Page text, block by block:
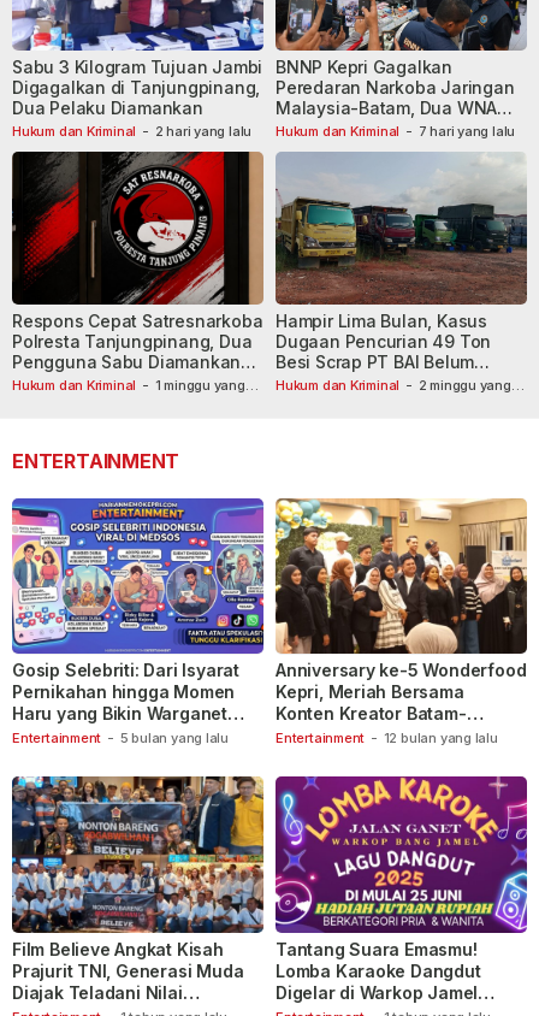
Hukum dan Kriminal - 2 hari yang lalu
Sabu 3 Kilogram Tujuan Jambi
Digagalkan di Tanjungpinang,
Dua Pelaku Diamankan
Hukum dan Kriminal - 7 hari yang lalu
BNNP Kepri Gagalkan
Peredaran Narkoba Jaringan
Malaysia-Batam, Dua WNA
Masih Diburu
Hukum dan Kriminal - 1 minggu yang
Respons Cepat Satresnarkoba
Polresta Tanjungpinang, Dua
Pengguna Sabu Diamankan
Usai Dilaporkan ke Call Center
Hukum dan Kriminal - 2 minggu yang
Hampir Lima Bulan, Kasus
Dugaan Pencurian 49 Ton
Besi Scrap PT BAI Belum
Tetapkan Tersangka
ENTERTAINMENT
Entertainment - 5 bulan yang lalu
Gosip Selebriti: Dari Isyarat
Pernikahan hingga Momen
Haru yang Bikin Warganet
Berspekulasi
Entertainment - 12 bulan yang lalu
Anniversary ke-5 Wonderfood
Kepri, Meriah Bersama
Konten Kreator Batam-
Tanjungpinang
Film Believe Angkat Kisah
Prajurit TNI, Generasi Muda
Diajak Teladani Nilai
Tantang Suara Emasmu!
Lomba Karaoke Dangdut
Digelar di Warkop Jamel